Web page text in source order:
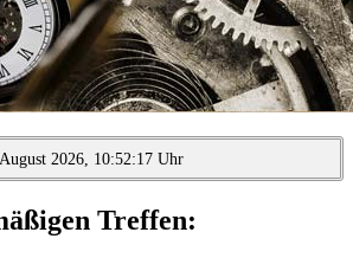
2026, 10:52:17 Uhr
Treffen: